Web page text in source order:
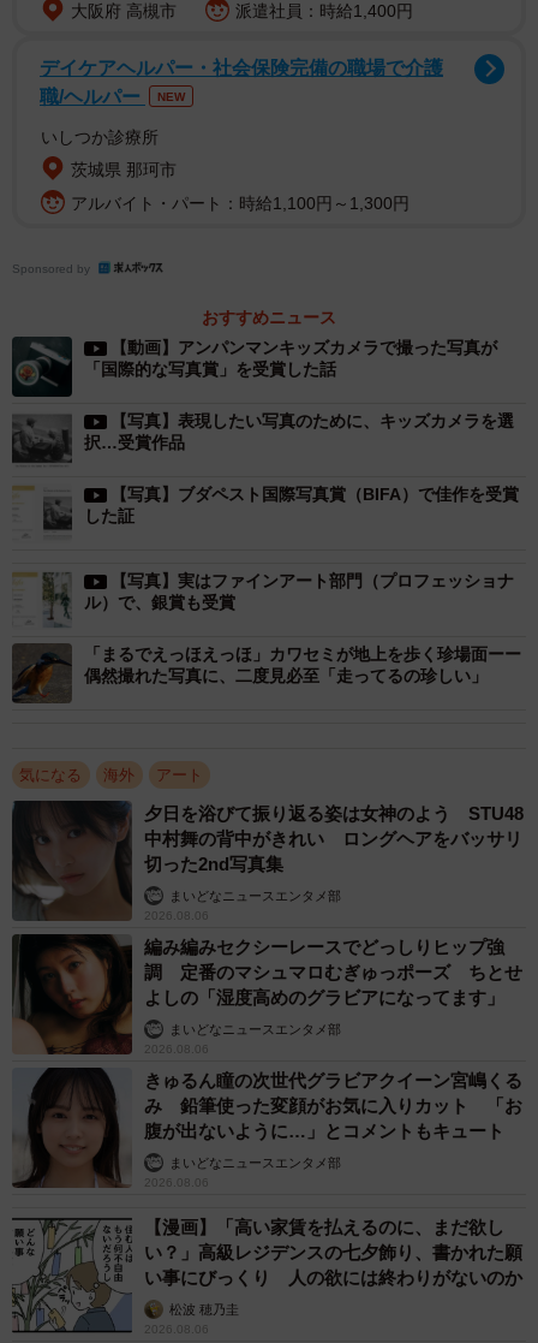
『ブダペスト国際写真賞(BIFA/Budapest International Foto
Awards)』にて、アンデジで撮った作品が「Honorable
mention」を受賞しました！…
pic.twitter.com/q1TyTiBoMV
— かみたば/Kamitaba (@kamitabaphoto)
「佳作相当なので賞としては小さいのですが、本気の写真
って非常に大きな意味を持ちます。あとはファインアート
アンパンマンのキッズカメラでフォトコンに食い込んだ例
は世界初。『世界で一番アンデジを上手く使える写真家』
として、またひとつ称号を手にすることができました！う
れしい！」（かみたばさん）
※アンデジ：アンパンマンキッズカメラ
2/4
表現したい写真のために、キッズカメラを選びました（提供：かみたば
さん）
受賞した写真は、モノクロの作品です。男性二人がベン
チに座っている画像で、気温と湿度が高い空気が感じられ
るような、ぼやけた夢のような写真になっています。この
写真を撮るために、かみたばさんはあえて解像度の低いキ
ッズカメラを選びました。
受賞を伝えたＸには、驚きとお祝いコメントが寄せられ
ています。
「おめでとうございます!!発想が凄まじく天才的」
「技術力はモチロンですが、カメラに対する情熱で取られ
た賞のように思います。」
大阪府 高槻市
派遣社員：時給1,400円
デイケアヘルパー・社会保険完備の職場で介護
職/ヘルパー
NEW
いしつか診療所
茨城県 那珂市
アルバイト・パート：時給1,100円～1,300円
Sponsored by
おすすめニュース
【動画】アンパンマンキッズカメラで撮った写真が
「国際的な写真賞」を受賞した話
【写真】表現したい写真のために、キッズカメラを選
択…受賞作品
【写真】ブダペスト国際写真賞（BIFA）で佳作を受賞
した証
【写真】実はファインアート部門（プロフェッショナ
ル）で、銀賞も受賞
「まるでえっほえっほ」カワセミが地上を歩く珍場面ーー
偶然撮れた写真に、二度見必至「走ってるの珍しい」
気になる 海外 アート
夕日を浴びて振り返る姿は女神のよう STU48
中村舞の背中がきれい ロングヘアをバッサリ
切った2nd写真集
まいどなニュースエンタメ部
2026.08.06
編み編みセクシーレースでどっしりヒップ強
調 定番のマシュマロむぎゅっポーズ ちとせ
よしの「湿度高めのグラビアになってます」
まいどなニュースエンタメ部
2026.08.06
きゅるん瞳の次世代グラビアクイーン宮嶋くる
み 鉛筆使った変顔がお気に入りカット 「お
腹が出ないように…」とコメントもキュート
まいどなニュースエンタメ部
2026.08.06
【漫画】「高い家賃を払えるのに、まだ欲し
い？」高級レジデンスの七夕飾り、書かれた願
い事にびっくり 人の欲には終わりがないのか
松波 穂乃圭
2026.08.06